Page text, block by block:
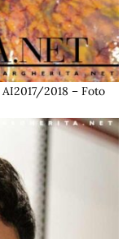
2018 – Foto